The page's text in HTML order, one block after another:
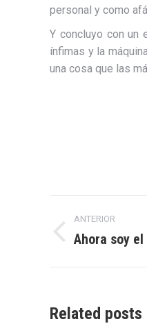
personal y como
Y concluyo con un
ínfimas y la
una cosa que las
Navegación
entre
ANTERIOR
Entrada
Ahora soy el
Related posts